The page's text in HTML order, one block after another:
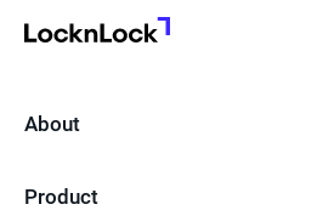
About
Product